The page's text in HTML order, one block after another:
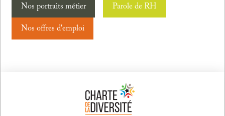
Nos portraits métier Parole de RH
Nos offres d'emploi